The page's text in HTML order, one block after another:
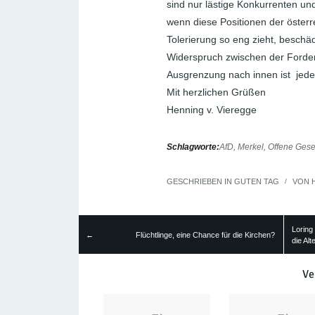
sind nur lästige Konkurrenten
wenn diese Positionen der
Tolerierung so eng zieht,
Widerspruch zwischen der
Ausgrenzung nach innen ist
Mit herzlichen Grüßen
Henning v. Vieregge
Schlagworte:AfD, Merkel, Offene
GESCHRIEBEN IN GUTEN TAG / VON
← Flüchtlinge, eine Chance für die Kirchen?
Loring
die